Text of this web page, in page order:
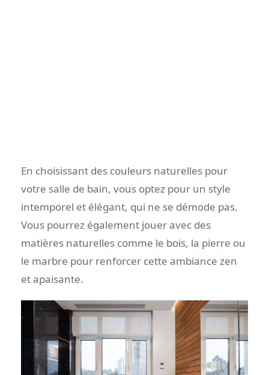
En choisissant des couleurs naturelles pour
votre salle de bain, vous optez pour un style
intemporel et élégant, qui ne se démode pas.
Vous pourrez également jouer avec des
matières naturelles comme le bois, la pierre ou
le marbre pour renforcer cette ambiance zen
et apaisante.